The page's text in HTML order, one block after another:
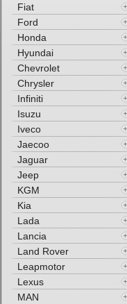
Fiat
Ford
Honda
Hyundai
Chevrolet
Chrysler
Infiniti
Isuzu
Iveco
Jaecoo
Jaguar
Jeep
KGM
Kia
Lada
Lancia
Land Rover
Leapmotor
Lexus
MAN